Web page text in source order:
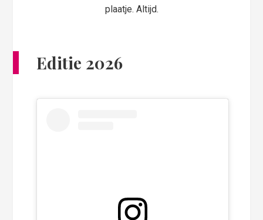
plaatje. Altijd.
Editie 2026